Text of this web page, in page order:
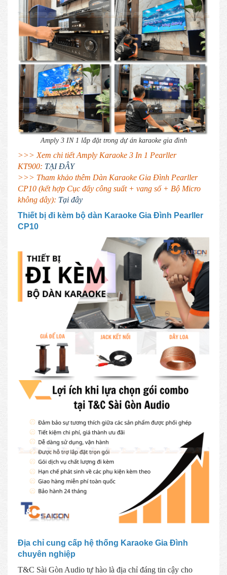
Amply 3 IN 1 lắp đặt trong dự án karaoke gia đình
>>> Xem chi tiết Amply Karaoke 3 In 1 Pearller
KT900: TẠI ĐÂY
>>> Tham khảo thêm Dàn Karaoke Gia Đình Pearller
CP10 (kết hợp Cục đẩy công suất + vang số + Bộ Micro
không dây): Tại đây
Thiết bị đi kèm bộ dàn Karaoke Gia Đình Pearller
CP10
Địa chỉ cung cấp hệ thống Karaoke Gia Đình
chuyên nghiệp
T&C Sài Gòn Audio tự hào là địa chỉ đáng tin cậy cho